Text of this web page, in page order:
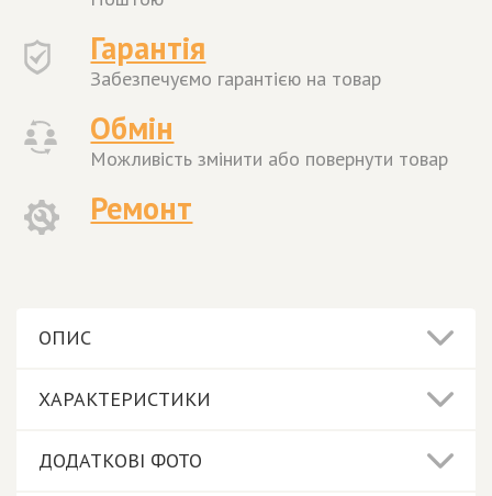
Гарантія
Забезпечуємо гарантією на товар
Обмін
Можливість змінити або повернути товар
Ремонт
ОПИС
ХАРАКТЕРИСТИКИ
ДОДАТКОВІ ФОТО